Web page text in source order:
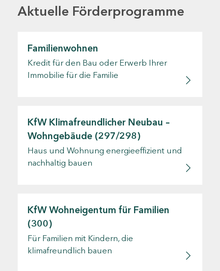
Aktuelle Förderprogramme
Familienwohnen
Kredit für den Bau oder Erwerb Ihrer
Immobilie für die Familie
KfW Klimafreundlicher Neubau –
Wohngebäude (297/298)
Haus und Wohnung energieeffizient und
nachhaltig bauen
KfW Wohneigentum für Familien
(300)
Für Familien mit Kindern, die
klimafreundlich bauen